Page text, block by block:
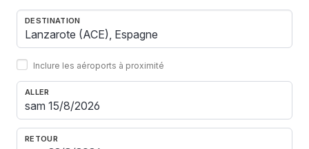
DESTINATION
Inclure les aéroports à proximité
ALLER
RETOUR